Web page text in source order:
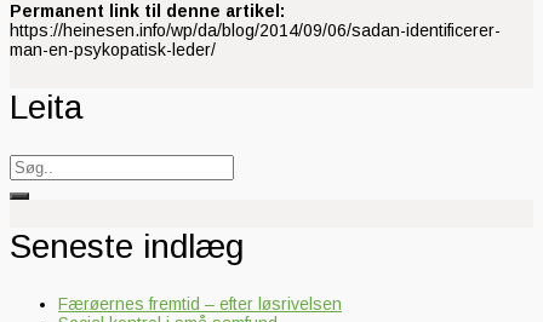
Permanent link til denne artikel:
https://heinesen.info/wp/da/blog/2014/09/06/sadan-identificerer-
man-en-psykopatisk-leder/
Leita
Search
for:
Seneste indlæg
Færøernes fremtid – efter løsrivelsen